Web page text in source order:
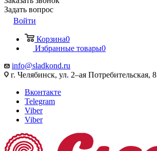
Задать вопрос
Войти
Корзина0
Избранные товары0
info@sladkond.ru
г. Челябинск, ул. 2–ая Потребительская, 8
Вконтакте
Telegram
Viber
Viber